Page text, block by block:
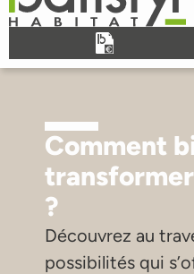
Comment
?
Découvrez au
possibilités qui